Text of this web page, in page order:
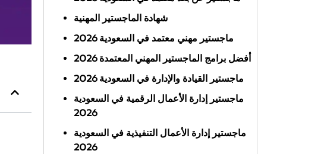
شهادة الماجستير المهنية
ماجستير مهني معتمد في السعودية 2026
أفضل برامج الماجستير المهني المعتمدة 2026
ماجستير القيادة والإدارة في السعودية 2026
ماجستير إدارة الأعمال الرقمية في السعودية
2026
ماجستير إدارة الأعمال التنفيذية في السعودية
2026